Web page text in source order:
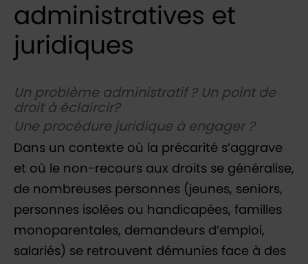
administratives et
juridiques
Un problème administratif ? Un point de
droit à éclaircir?
Une procédure juridique à engager ?
Dans un contexte où la précarité s’aggrave
et où le non-recours aux droits se généralise,
de nombreuses personnes (jeunes, seniors,
personnes isolées ou handicapées, familles
monoparentales, demandeurs d’emploi,
salariés) se retrouvent démunies face à des